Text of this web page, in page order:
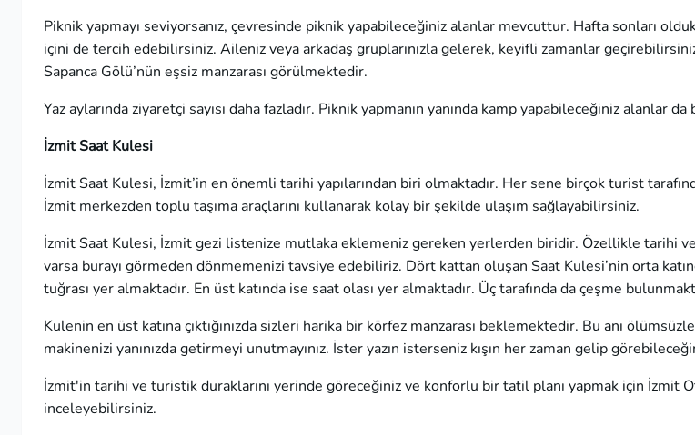
Piknik yapmayı seviyorsanız, çevresinde piknik yapabileceğiniz alanlar mevcuttur. Hafta sonları
içini de tercih edebilirsiniz. Aileniz veya arkadaş gruplarınızla gelerek, keyifli zamanlar
Sapanca Gölü’nün eşsiz manzarası görülmektedir.
Yaz aylarında ziyaretçi sayısı daha fazladır. Piknik yapmanın yanında kamp yapabileceğiniz alanlar da
İzmit Saat Kulesi
İzmit Saat Kulesi, İzmit’in en önemli tarihi yapılarından biri olmaktadır. Her sene birçok turist
İzmit merkezden toplu taşıma araçlarını kullanarak kolay bir şekilde ulaşım sağlayabilirsiniz.
İzmit Saat Kulesi, İzmit gezi listenize mutlaka eklemeniz gereken yerlerden biridir. Özellikle tarihi ve
varsa burayı görmeden dönmemenizi tavsiye edebiliriz. Dört kattan oluşan Saat Kulesi’nin orta
tuğrası yer almaktadır. En üst katında ise saat olası yer almaktadır. Üç tarafında da çeşme
Kulenin en üst katına çıktığınızda sizleri harika bir körfez manzarası beklemektedir. Bu anı
makinenizi yanınızda getirmeyi unutmayınız. İster yazın isterseniz kışın her zaman gelip
İzmit'in tarihi ve turistik duraklarını yerinde göreceğiniz ve konforlu bir tatil planı yapmak için İzmit
inceleyebilirsiniz.